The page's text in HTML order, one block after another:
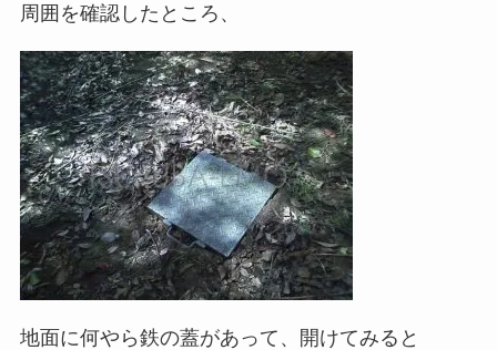
周囲を確認したところ、
地面に何やら鉄の蓋があって、開けてみると